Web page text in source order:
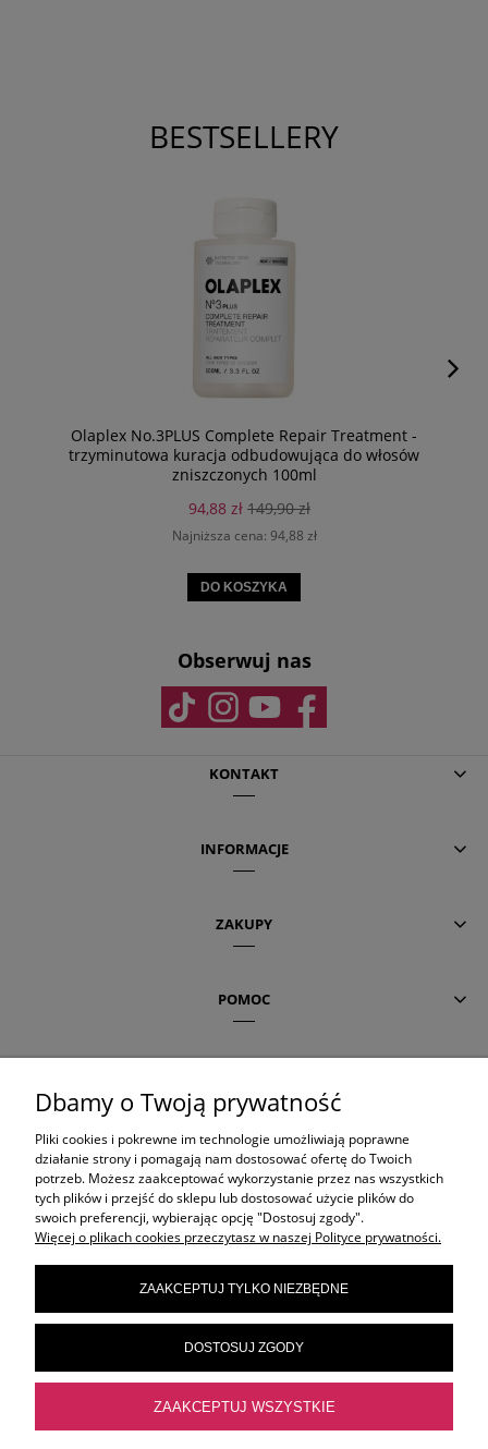
BESTSELLERY
Olaplex No.3PLUS Complete Repair Treatment -
trzyminutowa kuracja odbudowująca do włosów
zniszczonych 100ml
94,88 zł 149,90 zł
Najniższa cena: 94,88 zł
DO KOSZYKA
Obserwuj nas
KONTAKT
INFORMACJE
ZAKUPY
POMOC
OLAPLEX
ORIBE
ELEVEN AUSTRALIA
FRAMAR
Dbamy o Twoją prywatność
Pliki cookies i pokrewne im technologie umożliwiają poprawne
działanie strony i pomagają nam dostosować ofertę do Twoich
potrzeb. Możesz zaakceptować wykorzystanie przez nas wszystkich
tych plików i przejść do sklepu lub dostosować użycie plików do
swoich preferencji, wybierając opcję "Dostosuj zgody".
Więcej o plikach cookies przeczytasz w naszej Polityce prywatności.
ZAAKCEPTUJ TYLKO NIEZBĘDNE
DOSTOSUJ ZGODY
ZAAKCEPTUJ WSZYSTKIE